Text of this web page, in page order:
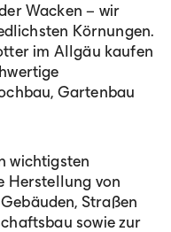
Wacken – wir
Körnungen.
im Allgäu kaufen
Gartenbau
wichtigsten
Herstellung von
Straßen
sowie zur